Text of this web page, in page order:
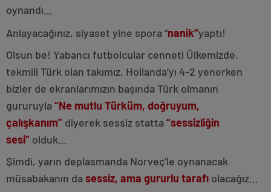
oynandı…
Anlayacağınız, siyaset yine spora “nanik“yaptı!
Olsun be! Yabancı futbolcular cenneti Ülkemizde,
tekmili Türk olan takımız, Hollanda’yı 4-2 yenerken
bizler de ekranlarımızın başında Türk olmanın
gururuyla “Ne mutlu Türküm, doğruyum,
çalışkanım” diyerek sessiz statta “sessizliğin
sesi” olduk…
Şimdi, yarın deplasmanda Norveç’le oynanacak
müsabakanın da sessiz, ama gururlu tarafı olacağız…